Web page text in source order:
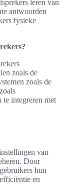
leren van
antwoorden
fysieke
zoals de
zoals de
integreren met
van
Door
hun
en